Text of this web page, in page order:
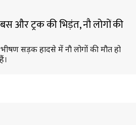
बस और ट्रक की भिड़ंत, नौ लोगों की
भीषण सड़क हादसे में नौ लोगों की मौत हो